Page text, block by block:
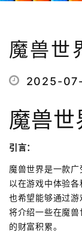
魔兽世
2025-
魔兽世
引言：
魔兽世界是一款
以在游戏中体验
也希望能够通过
将介绍一些在魔
的财富积累。